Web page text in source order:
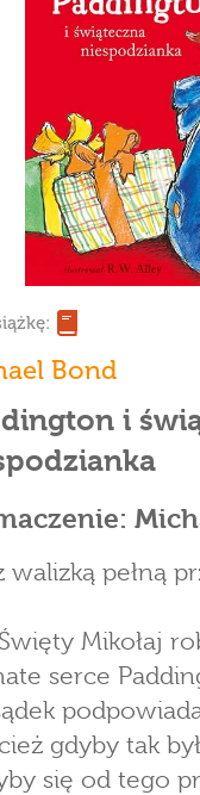
Bond
i
walizką pełną
Mikołaj
serce
gdyby tak
się od tego